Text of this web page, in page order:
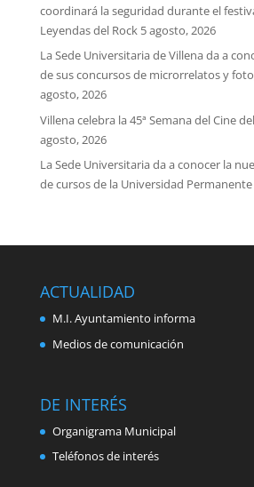
coordinará la seguridad durante el
Leyendas del Rock 5 agosto, 2026
La Sede Universitaria de Villena da a
de sus concursos de microrrelatos y
agosto, 2026
Villena celebra la 45ª Semana del Cine
agosto, 2026
La Sede Universitaria da a conocer la
de cursos de la Universidad Permanente
ACTUALIDAD
M.I. Ayuntamiento informa
Medios de comunicación
DE INTERÉS
Organigrama Municipal
Teléfonos de interés